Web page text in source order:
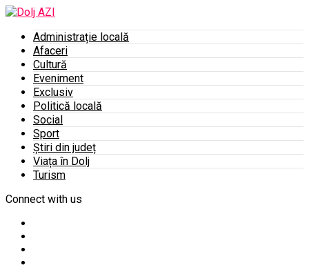
Administrație locală
Afaceri
Cultură
Eveniment
Exclusiv
Politică locală
Social
Sport
Știri din județ
Viața în Dolj
Turism
Connect with us